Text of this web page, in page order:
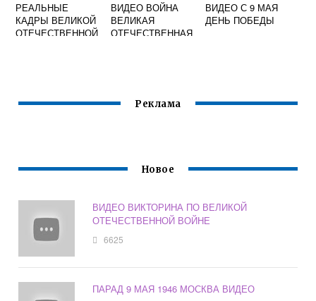
РЕАЛЬНЫЕ
КАДРЫ ВЕЛИКОЙ
ОТЕЧЕСТВЕННОЙ
ВИДЕО ВОЙНА
ВЕЛИКАЯ
ОТЕЧЕСТВЕННАЯ
ВИДЕО С 9 МАЯ
ДЕНЬ ПОБЕДЫ
Реклама
Новое
ВИДЕО ВИКТОРИНА ПО ВЕЛИКОЙ
ОТЕЧЕСТВЕННОЙ ВОЙНЕ
6625
ПАРАД 9 МАЯ 1946 МОСКВА ВИДЕО